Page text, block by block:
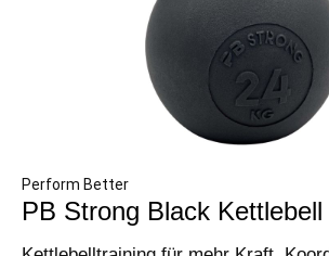
Perform Better
PB Strong Black Kettlebell